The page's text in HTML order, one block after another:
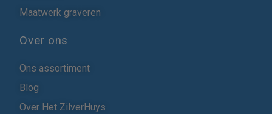
Maatwerk graveren
Over ons
Ons assortiment
Blog
Over Het ZilverHuys